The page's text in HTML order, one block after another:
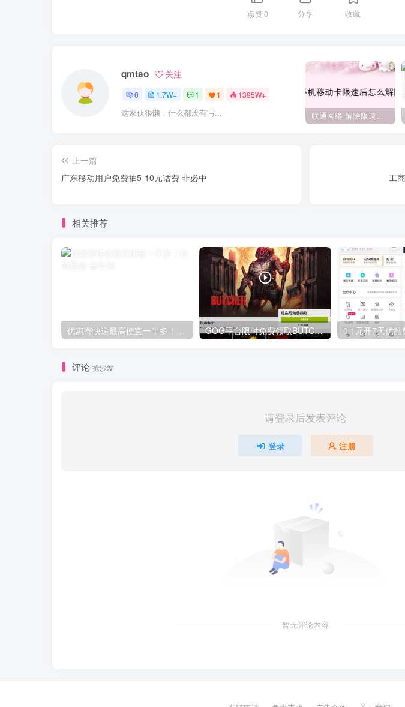
点赞0 分享 收藏
qmtao 关注
0 1.7W+ 1 1 1395W+
这家伙很懒，什么都没有写... 联通网络 解除限速方法参考！畅享、畅玩、老白干等及其它地区自测了
上一篇
广东移动用户免费抽5-10元话费 非必中
工
相关推荐
优惠寄快递最高便宜一半多！白鸽惠递 GOG平台限时免费领取BUTCHER（屠夫）
评论 抢沙发
请登录后发表评论
登录 注册
暂无评论内容